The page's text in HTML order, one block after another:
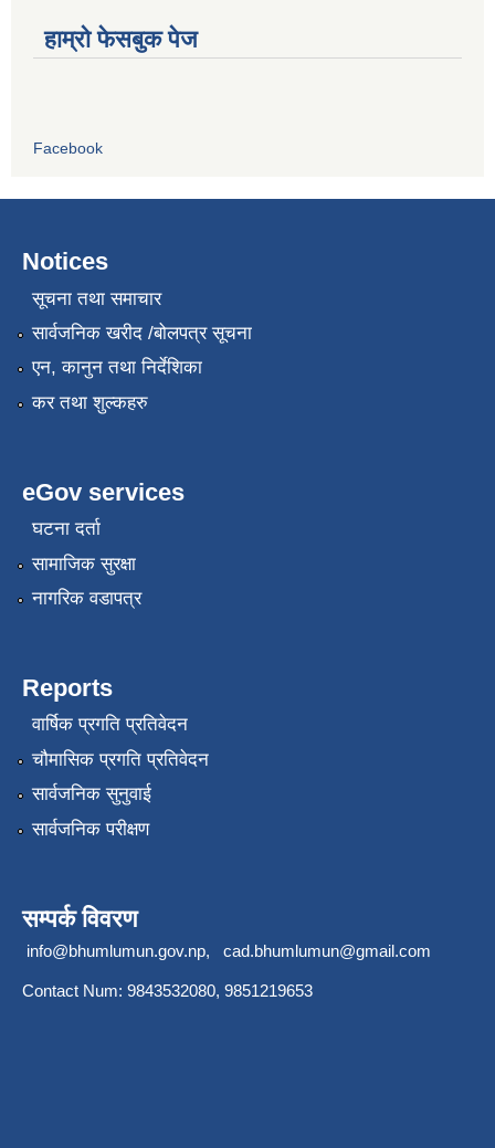
हाम्रो फेसबुक पेज
Facebook
Notices
सूचना तथा समाचार
सार्वजनिक खरीद /बोलपत्र सूचना
एन, कानुन तथा निर्देशिका
कर तथा शुल्कहरु
eGov services
घटना दर्ता
सामाजिक सुरक्षा
नागरिक वडापत्र
Reports
वार्षिक प्रगति प्रतिवेदन
चौमासिक प्रगति प्रतिवेदन
सार्वजनिक सुनुवाई
सार्वजनिक परीक्षण
सम्पर्क विवरण
info@bhumlumun.gov.np, cad.bhumlumun@gmail.com
Contact Num: 9843532080, 9851219653